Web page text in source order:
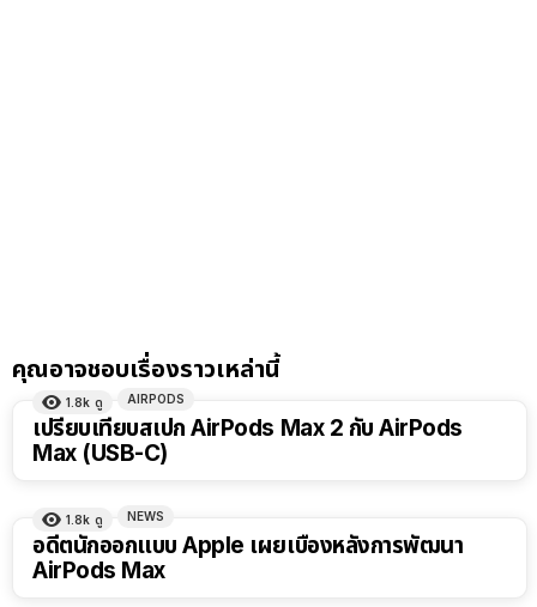
คุณอาจชอบเรื่องราวเหล่านี้
1.8k ดู AIRPODS
เปรียบเทียบสเปก AirPods Max 2 กับ AirPods
Max (USB-C)
1.8k ดู NEWS
อดีตนักออกแบบ Apple เผยเบื้องหลังการพัฒนา
AirPods Max